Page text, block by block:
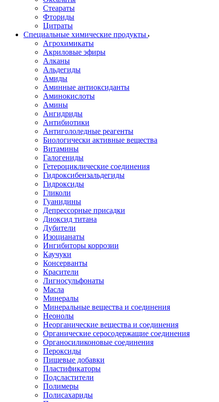
Стеараты
Фториды
Цитраты
Специальные химические продукты
Агрохимикаты
Акриловые эфиры
Алканы
Альдегиды
Амиды
Аминные антиоксиданты
Аминокислоты
Амины
Ангидриды
Антибиотики
Антигололедные реагенты
Биологически активные вещества
Витамины
Галогениды
Гетероциклические соединения
Гидроксибензальдегиды
Гидроксиды
Гликоли
Гуанидины
Депрессорные присадки
Диоксид титана
Дубители
Изоцианаты
Ингибиторы коррозии
Каучуки
Консерванты
Красители
Лигносульфонаты
Масла
Минералы
Минеральные вещества и соединения
Неонолы
Неорганические вещества и соединения
Органические серосодержащие соединения
Органосиликоновые соединения
Пероксиды
Пищевые добавки
Пластификаторы
Подсластители
Полимеры
Полисахариды